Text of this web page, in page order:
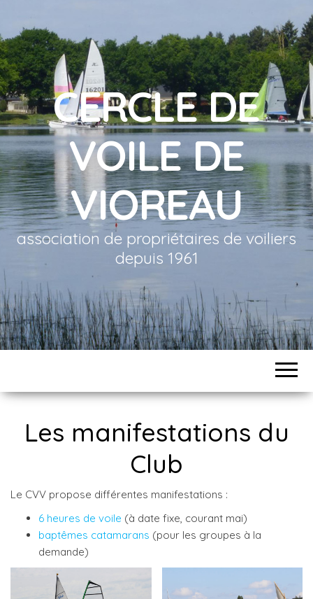
CERCLE DE
VOILE DE
VIOREAU
association de propriétaires de voiliers
depuis 1961
Les manifestations du
Club
Le CVV propose différentes manifestations :
6 heures de voile (à date fixe, courant mai)
baptêmes catamarans (pour les groupes à la
demande)